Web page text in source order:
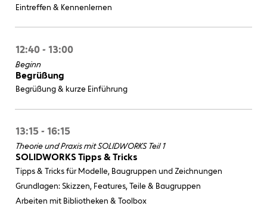
Eintreffen & Kennenlernen
12:40 - 13:00
Beginn
Begrüßung
Begrüßung & kurze Einführung
13:15 - 16:15
Theorie und Praxis mit SOLIDWORKS Teil 1
SOLIDWORKS Tipps & Tricks
Tipps & Tricks für Modelle, Baugruppen und Zeichnungen
Grundlagen: Skizzen, Features, Teile & Baugruppen
Arbeiten mit Bibliotheken & Toolbox